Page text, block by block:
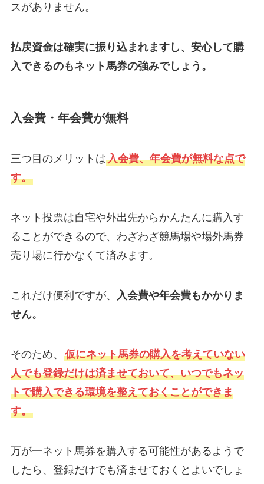
スがありません。
払戻資金は確実に振り込まれますし、安心して購
入できるのもネット馬券の強みでしょう。
入会費・年会費が無料
三つ目のメリットは入会費、年会費が無料な点で
す。
ネット投票は自宅や外出先からかんたんに購入す
ることができるので、わざわざ競馬場や場外馬券
売り場に行かなくて済みます。
これだけ便利ですが、
入会費や年会費もかかりま
せん。
そのため、 仮にネット馬券の購入を考えていない
人でも登録だけは済ませておいて、いつでもネッ
トで購入できる環境を整えておくことができま
す。
万が一ネット馬券を購入する可能性があるようで
したら、登録だけでも済ませておくとよいでしょ